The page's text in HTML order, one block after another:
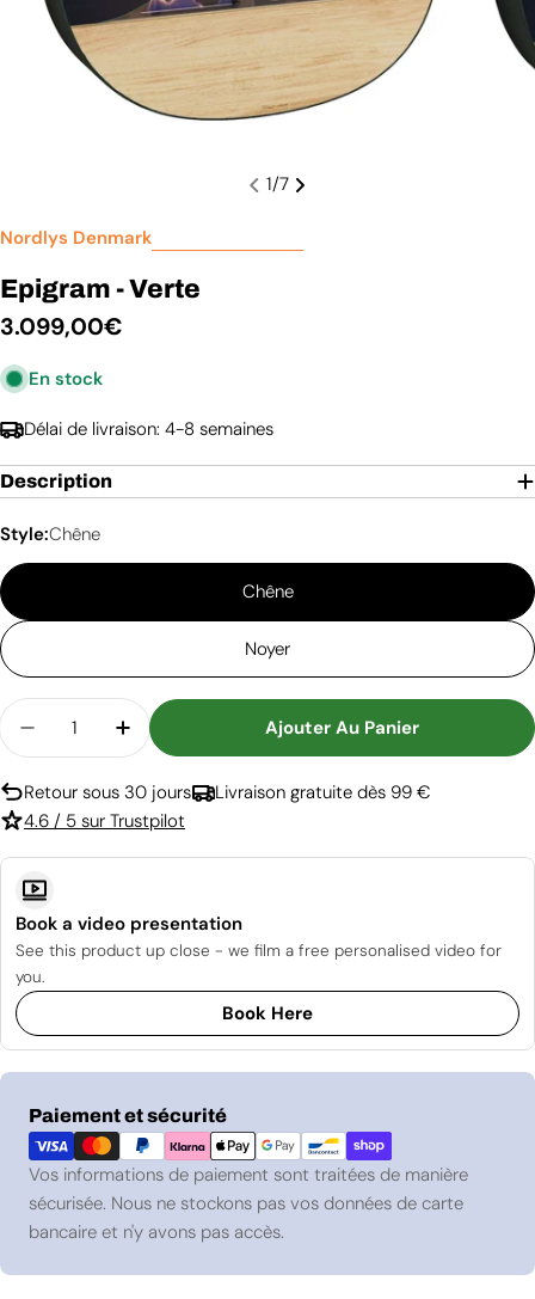
1/7
Nordlys Denmark
Epigram - Verte
Prix
régulier
3.099,00€
En stock
Délai de livraison: 4-8 semaines
Description
Style:Chêne
Chêne
Noyer
Quantité
Diminuer La Quantité Pour Epigram - Verte
Augmenter La Quantité Pour Epigram
Ajouter Au Panier
Retour sous 30 jours
Livraison gratuite dès 99 €
4.6 / 5 sur Trustpilot
Book a video presentation
See this product up close - we film a free personalised video for
you.
Book Here
Paiement et sécurité
Modes
de
paiement
Vos informations de paiement sont traitées de manière
sécurisée. Nous ne stockons pas vos données de carte
bancaire et n'y avons pas accès.